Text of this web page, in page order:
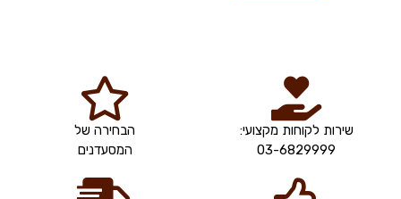
שירות לקוחות מקצועי:
03-6829999
הבחירה של
המסעדנים